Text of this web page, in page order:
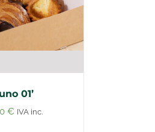
01’
€ Rango
IVA inc.